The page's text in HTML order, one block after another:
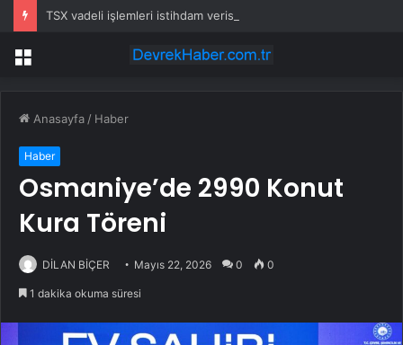
TSX vadeli işlemleri istihdam verisi öncesi yükselişte
Menü
Anasayfa / Haber
Haber
Osmaniye’de 2990 Konut
Kura Töreni
DİLAN BİÇER Mayıs 22, 2026 0 0
1 dakika okuma süresi